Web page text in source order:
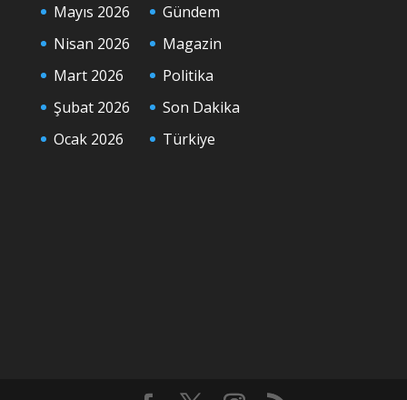
Mayıs 2026
Nisan 2026
Mart 2026
Şubat 2026
Ocak 2026
Gündem
Magazin
Politika
Son Dakika
Türkiye